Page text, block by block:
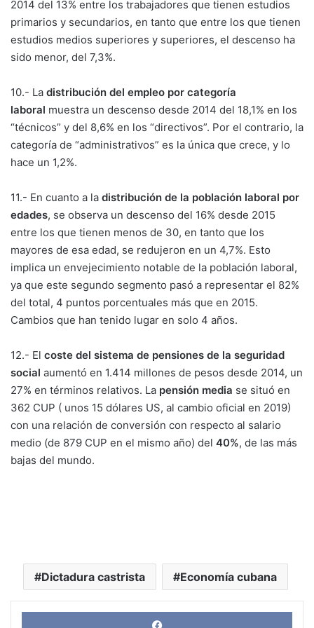
2014 del 13% entre los trabajadores que tienen estudios
primarios y secundarios, en tanto que entre los que tienen
estudios medios superiores y superiores, el descenso ha
sido menor, del 7,3%.
10.- La distribución del empleo por categoría
laboral muestra un descenso desde 2014 del 18,1% en los
“técnicos” y del 8,6% en los “directivos”. Por el contrario, la
categoría de “administrativos” es la única que crece, y lo
hace un 1,2%.
11.- En cuanto a la distribución de la población laboral por
edades, se observa un descenso del 16% desde 2015
entre los que tienen menos de 30, en tanto que los
mayores de esa edad, se redujeron en un 4,7%. Esto
implica un envejecimiento notable de la población laboral,
ya que este segundo segmento pasó a representar el 82%
del total, 4 puntos porcentuales más que en 2015.
Cambios que han tenido lugar en solo 4 años.
12.- El coste del sistema de pensiones de la seguridad
social aumentó en 1.414 millones de pesos desde 2014, un
27% en términos relativos. La pensión media se situó en
362 CUP ( unos 15 dólares US, al cambio oficial en 2019)
con una relación de conversión con respecto al salario
medio (de 879 CUP en el mismo año) del 40%, de las más
bajas del mundo.
Dictadura castrista Economía cubana